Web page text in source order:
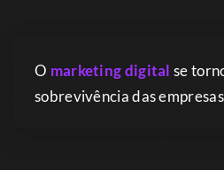
O marketing digital se
sobrevivência das